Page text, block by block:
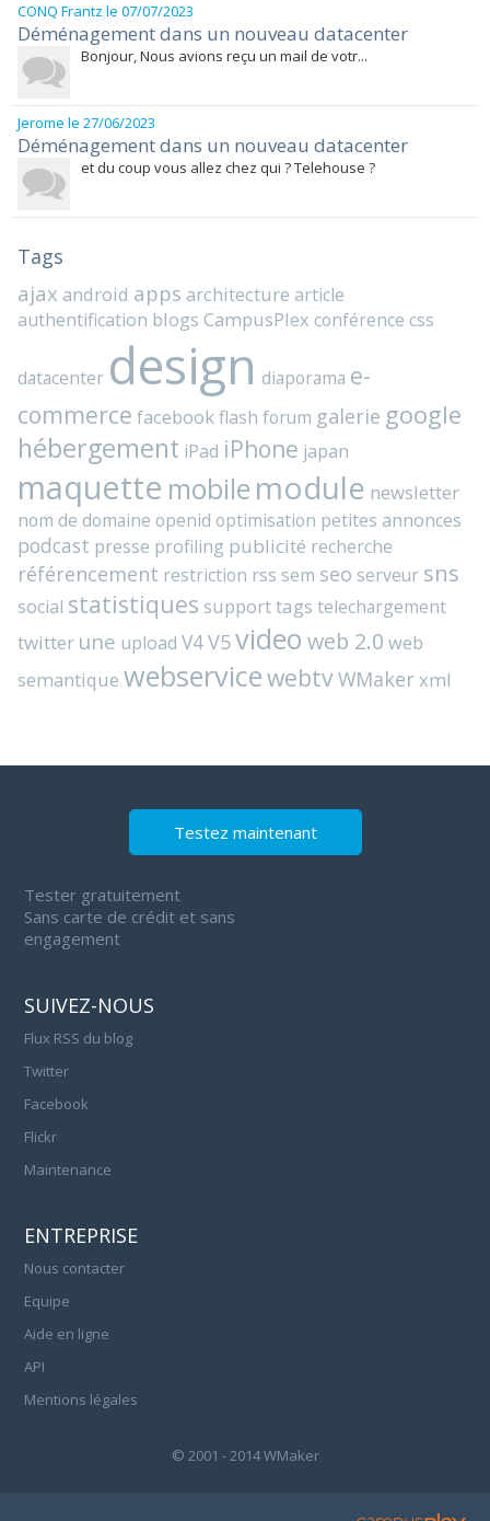
CONQ Frantz le 07/07/2023
Déménagement dans un nouveau datacenter
Bonjour, Nous avions reçu un mail de votr...
Jerome le 27/06/2023
Déménagement dans un nouveau datacenter
et du coup vous allez chez qui ? Telehouse ?
Tags
ajax android apps architecture article
authentification blogs CampusPlex conférence css
datacenter design diaporama e-
commerce facebookflash forum galerie google
hébergement iPad iPhone japan
maquette mobile module newsletter
nom de domaine openid optimisation petites annonces
podcast presse profiling publicité recherche
référencement restriction rss sem seo serveur sns
social statistiques supporttags telechargement
twitter une upload V4V5video web 2.0 web
semantique webservicewebtvWMakerxml
Testez maintenant
Tester gratuitement
Sans carte de crédit et sans
engagement
SUIVEZ-NOUS
Flux RSS du blog
Twitter
Facebook
Flickr
Maintenance
ENTREPRISE
Nous contacter
Equipe
Aide en ligne
API
Mentions légales
© 2001 - 2014 WMaker